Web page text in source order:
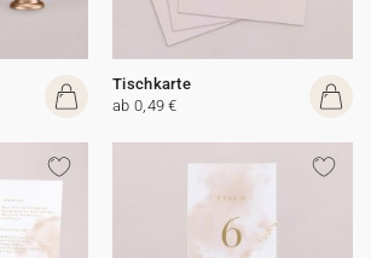
Tischkarte
ab 0,49 €